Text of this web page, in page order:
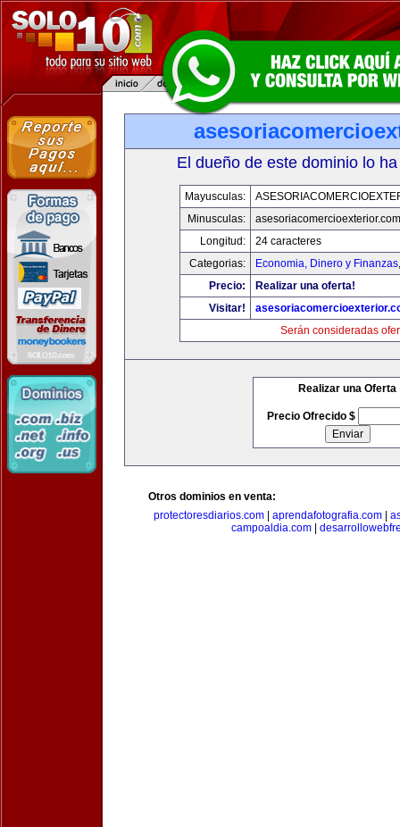
El dueño de este dominio lo
Mayusculas:
Minusculas:
asesoriacomercioexterior.com
Longitud:
24 caracteres
Categorias:
Economia, Dinero y Finanzas
Precio:
Realizar una oferta!
Visitar!
Serán consideradas
Realizar una Oferta
Precio Ofrecido $
Otros dominios en venta:
protectoresdiarios.com
aprendafotografia.com
campoaldia.com